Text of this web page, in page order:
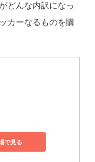
どんな内訳になっ
カーなるものを購
で見る